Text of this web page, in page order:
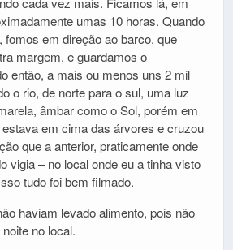
umas 10 horas. Quando
fomos em direção ao barco, que
margem, e guardamos o
então, a mais ou menos uns 2 mil
o rio, de norte para o sul, uma luz
âmbar como o Sol, porém em
em cima das árvores e cruzou
que a anterior, praticamente onde
vigia – no local onde eu a tinha visto
tudo foi bem filmado.
haviam levado alimento, pois não
no local.